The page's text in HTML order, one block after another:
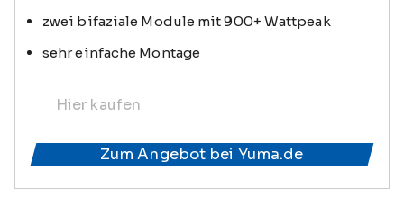
zwei bifaziale Module mit 900+ Wattpeak
sehr einfache Montage
Hier kaufen
Zum Angebot bei Yuma.de